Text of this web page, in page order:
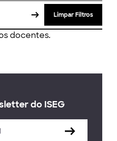
Limpar Filtros
docentes.
do ISEG